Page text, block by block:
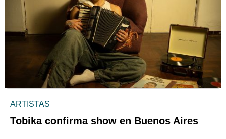
ARTISTAS
Tobika confirma show en Buenos Aires